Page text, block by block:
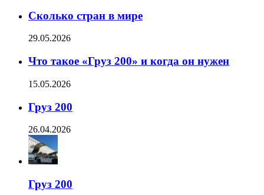
Сколько стран в мире
29.05.2026
Что такое «Груз 200» и когда он нужен
15.05.2026
Груз 200
26.04.2026
Груз 200